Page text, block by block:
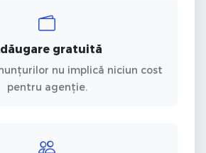
gratuită
nu implică niciun cost
pentru agenție.